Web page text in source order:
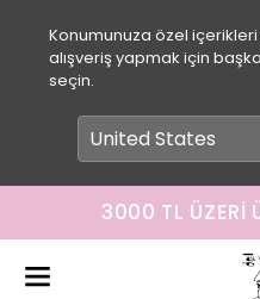
Konumunuza özel
alışveriş yapmak için
seçin.
3000 TL ÜZERI